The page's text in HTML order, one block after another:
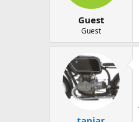
Guest
Guest